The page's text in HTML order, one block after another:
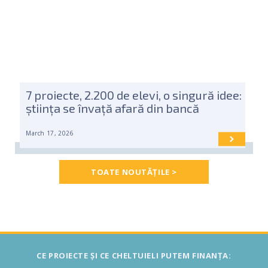
7 proiecte, 2.200 de elevi, o singură idee:
știința se învață afară din bancă
March 17, 2026
TOATE NOUTĂȚILE >
CE PROIECTE ȘI CE CHELTUIELI PUTEM FINANȚA: